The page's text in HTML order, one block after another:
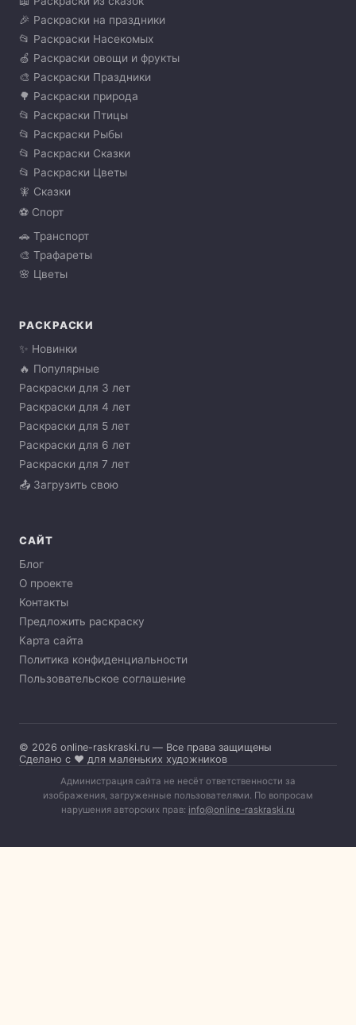
🎉 Раскраски на праздники
📂 Раскраски Насекомых
🍏 Раскраски овощи и фрукты
🎨 Раскраски Праздники
🌳 Раскраски природа
📂 Раскраски Птицы
📂 Раскраски Рыбы
📂 Раскраски Сказки
📂 Раскраски Цветы
🧚 Сказки
⚽ Спорт
🚗 Транспорт
🎨 Трафареты
🌸 Цветы
РАСКРАСКИ
✨ Новинки
🔥 Популярные
Раскраски для 3 лет
Раскраски для 4 лет
Раскраски для 5 лет
Раскраски для 6 лет
Раскраски для 7 лет
📤 Загрузить свою
САЙТ
Блог
О проекте
Контакты
Предложить раскраску
Карта сайта
Политика конфиденциальности
Пользовательское соглашение
© 2026 online-raskraski.ru — Все права защищены
Сделано с ❤️ для маленьких художников
Администрация сайта не несёт ответственности за
изображения, загруженные пользователями. По вопросам
нарушения авторских прав: info@online-raskraski.ru